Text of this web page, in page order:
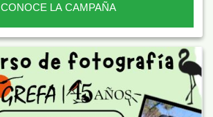
CONOCE LA CAMPAÑA